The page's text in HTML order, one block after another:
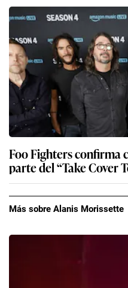
Foo Fighters confirma
parte del “Take Cover
Más sobre Alanis Morissette